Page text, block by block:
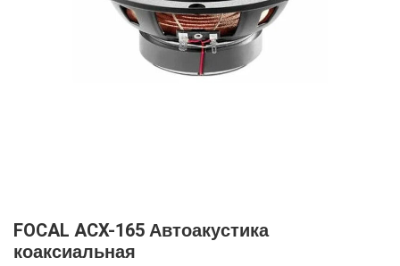
FOCAL ACX-165 Автоакустика
коаксиальная